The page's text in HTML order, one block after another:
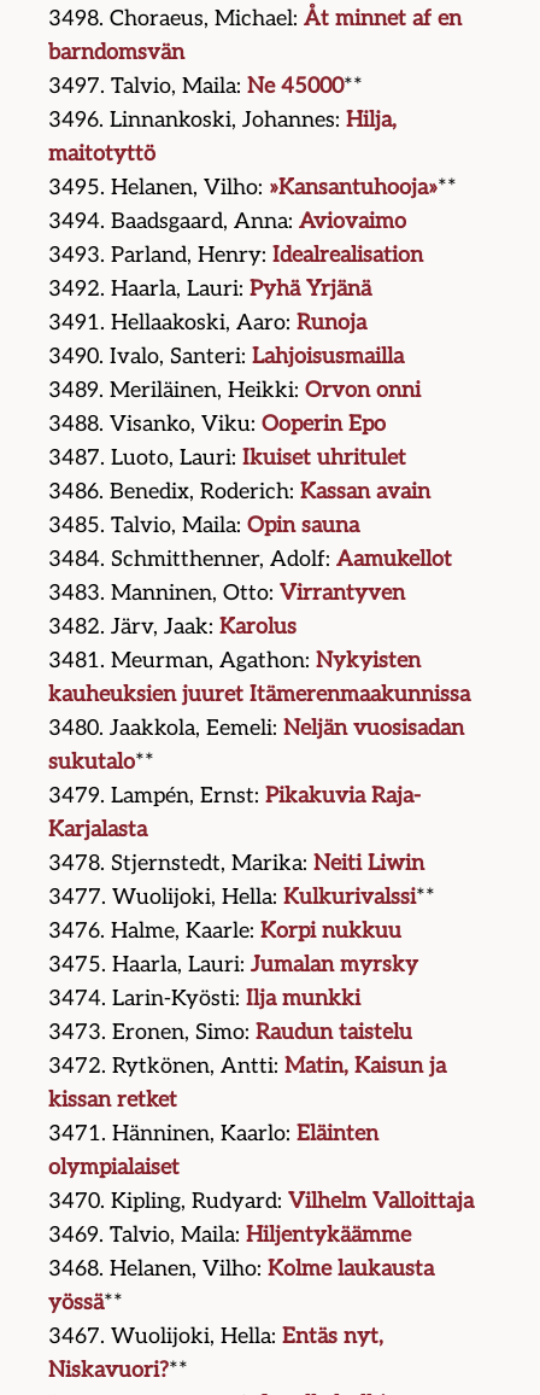
3498. Choraeus, Michael:Åt minnet af en
barndomsvän
3497. Talvio, Maila:Ne 45000**
3496. Linnankoski, Johannes:Hilja,
maitotyttö
3495. Helanen, Vilho: »Kansantuhooja»**
3494. Baadsgaard, Anna:Aviovaimo
3493. Parland, Henry:Idealrealisation
3492. Haarla, Lauri:Pyhä Yrjänä
3491. Hellaakoski, Aaro:Runoja
3490. Ivalo, Santeri:Lahjoisusmailla
3489. Meriläinen, Heikki:Orvon onni
3488. Visanko, Viku:Ooperin Epo
3487. Luoto, Lauri:Ikuiset uhritulet
3486. Benedix, Roderich:Kassan avain
3485. Talvio, Maila:Opin sauna
3484. Schmitthenner, Adolf:Aamukellot
3483. Manninen, Otto:Virrantyven
3482. Järv, Jaak:Karolus
3481. Meurman, Agathon:Nykyisten
kauheuksien juuret Itämerenmaakunnissa
3480. Jaakkola, Eemeli:Neljän vuosisadan
sukutalo**
3479. Lampén, Ernst:Pikakuvia Raja-
Karjalasta
3478. Stjernstedt, Marika:Neiti Liwin
3477. Wuolijoki, Hella:Kulkurivalssi**
3476. Halme, Kaarle:Korpi nukkuu
3475. Haarla, Lauri:Jumalan myrsky
3474. Larin-Kyösti:Ilja munkki
3473. Eronen, Simo:Raudun taistelu
3472. Rytkönen, Antti:Matin, Kaisun ja
kissan retket
3471. Hänninen, Kaarlo:Eläinten
olympialaiset
3470. Kipling, Rudyard:Vilhelm Valloittaja
3469. Talvio, Maila:Hiljentykäämme
3468. Helanen, Vilho:Kolme laukausta
yössä**
3467. Wuolijoki, Hella:Entäs nyt,
Niskavuori?**